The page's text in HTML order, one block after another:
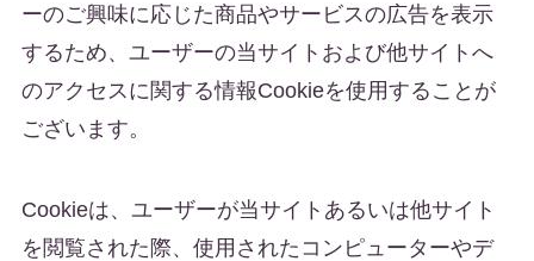
ーのご興味に応じた商品やサービスの広告を表示
するため、ユーザーの当サイトおよび他サイトへ
のアクセスに関する情報Cookieを使用することが
ございます。
Cookieは、ユーザーが当サイトあるいは他サイト
を閲覧された際、使用されたコンピューターやデ